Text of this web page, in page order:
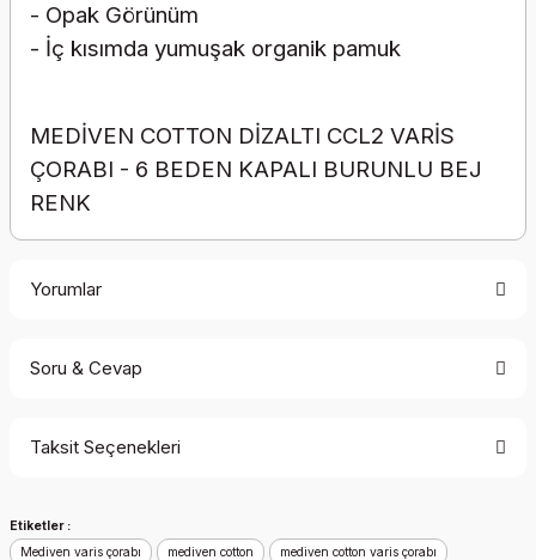
- Opak Görünüm
- İç kısımda yumuşak organik pamuk
MEDİVEN COTTON DİZALTI CCL2 VARİS
ÇORABI - 6 BEDEN KAPALI BURUNLU BEJ
RENK
Yorumlar
Soru & Cevap
Soru Sor
Taksit Seçenekleri
Etiketler :
Mediven varis çorabı
mediven cotton mediven cotton varis çorabı